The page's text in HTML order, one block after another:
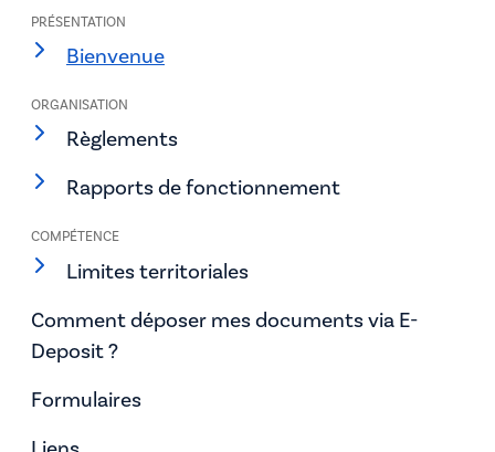
PRÉSENTATION
Bienvenue
ORGANISATION
Règlements
Rapports de fonctionnement
COMPÉTENCE
Limites territoriales
Comment déposer mes documents via E-
Deposit ?
Formulaires